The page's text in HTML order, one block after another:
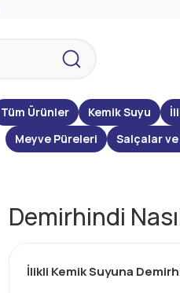
Tüm Ürünler Kemik Suyu
Meyve Püreleri
Salçalar
Demirhindi
İlikli Kemik Suyuna